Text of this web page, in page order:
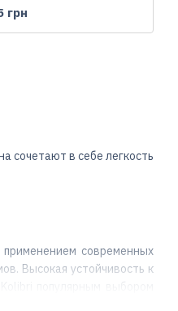
сочетают в себе легкость
современных
Высокая устойчивость к
пайол
грн